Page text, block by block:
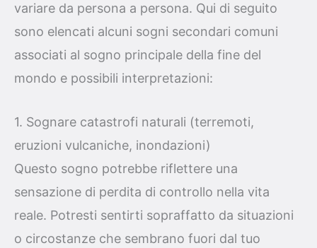
variare da persona a persona. Qui di seguito
sono elencati alcuni sogni secondari comuni
associati al sogno principale della fine del
mondo e possibili interpretazioni:
1. Sognare catastrofi naturali (terremoti,
eruzioni vulcaniche, inondazioni)
Questo sogno potrebbe riflettere una
sensazione di perdita di controllo nella vita
reale. Potresti sentirti sopraffatto da situazioni
o circostanze che sembrano fuori dal tuo